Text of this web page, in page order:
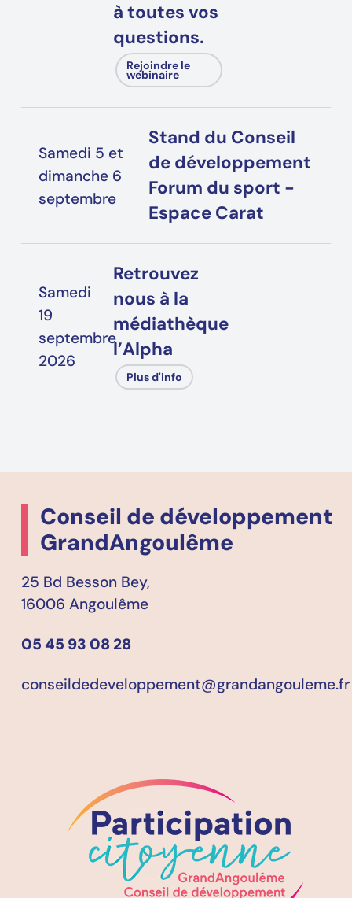
à toutes vos
questions.
Rejoindre le
webinaire
Samedi 5 et
dimanche 6
septembre
Stand du Conseil
de développement
Forum du sport -
Espace Carat
Samedi
19
septembre
2026
Retrouvez
nous à la
médiathèque
l’Alpha
Plus d'info
Conseil de développement
GrandAngoulême
25 Bd Besson Bey,
16006 Angoulême
05 45 93 08 28
conseildedeveloppement@grandangouleme.fr